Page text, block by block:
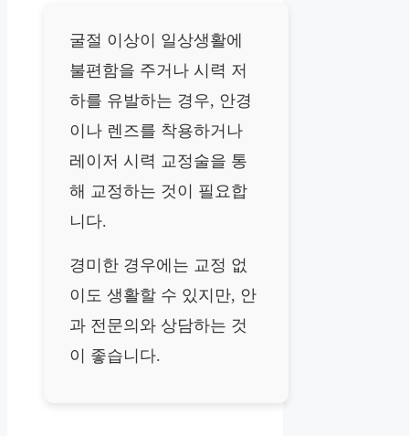
굴절 이상이 일상생활에
불편함을 주거나 시력 저
하를 유발하는 경우, 안경
이나 렌즈를 착용하거나
레이저 시력 교정술을 통
해 교정하는 것이 필요합
니다.
경미한 경우에는 교정 없
이도 생활할 수 있지만, 안
과 전문의와 상담하는 것
이 좋습니다.